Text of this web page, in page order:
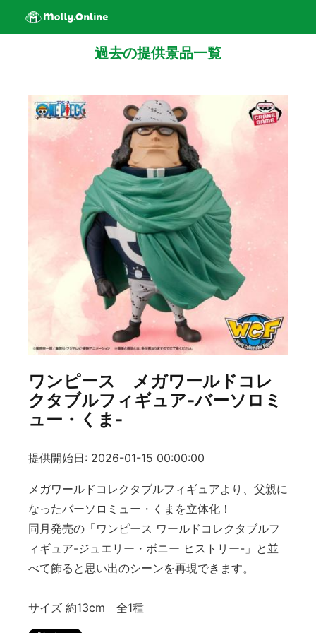
過去の提供景品一覧
ワンピース メガワールドコレ
クタブルフィギュア-バーソロミ
ュー・くま-
提供開始日: 2026-01-15 00:00:00
メガワールドコレクタブルフィギュアより、父親に
なったバーソロミュー・くまを立体化！
同月発売の「ワンピース ワールドコレクタブルフ
ィギュア-ジュエリー・ボニー ヒストリー-」と並
べて飾ると思い出のシーンを再現できます。
サイズ 約13cm 全1種